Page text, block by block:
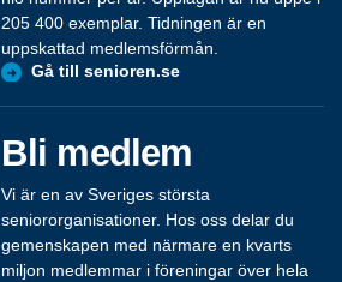
205 400 exemplar. Tidningen är en
uppskattad medlemsförmån.
Gå till senioren.se
Bli medlem
Vi är en av Sveriges största
seniororganisationer. Hos oss delar du
gemenskapen med närmare en kvarts
miljon medlemmar i föreningar över hela